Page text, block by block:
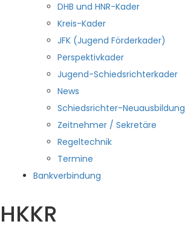
DHB und HNR-Kader
Kreis-Kader
JFK (Jugend Förderkader)
Perspektivkader
Jugend-Schiedsrichterkader
News
Schiedsrichter-Neuausbildung
Zeitnehmer / Sekretäre
Regeltechnik
Termine
Bankverbindung
HKKR